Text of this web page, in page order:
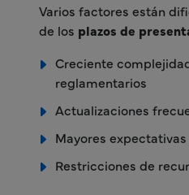
Varios factores están
de los plazos de
Creciente
reglamentarios
Actualizaciones
Mayores
Restricciones de